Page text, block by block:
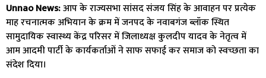
Unnao News:आप के राज्यसभा सांसद संजय सिंह के आवाहन पर प्रत्येक
माह रचनात्मक अभियान के क्रम में जनपद के नवाबगंज ब्लॉक स्थित
सामुदायिक स्वास्थ्य केंद्र परिसर में जिलाध्यक्ष कुलदीप यादव के नेतृत्व में
आम आदमी पार्टी के कार्यकर्ताओं ने साफ सफाई कर समाज को स्वच्छता का
संदेश दिया।